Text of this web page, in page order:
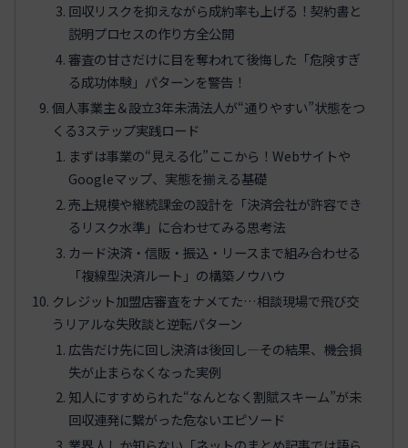
回収リスクを抑えながら成約率も上げる！契約書と
説明プロセスの作り方全公開
審査の甘さだけに目を奪われて後悔した「危険すぎ
る成功体験」パターンを警告！
個人事業主＆設立3年未満法人が“通りやすい”状態をつ
くる3ステップ実践ロード
まずは事業の“見える化”ここから！Webサイトや
Googleマップ、実態を揃える基礎
売上規模や継続課金の設計を「決済会社が許容でき
るリスク水準」に合わせてみる思考法
カード決済・信販・振込・リースまで組み合わせる
「複線型決済ルート」の構築ノウハウ
クレジット加盟店審査をナメてた…相談現場で飛び交
うリアルな失敗談と逆転パターン
広告だけ先に回し決済は後回し―その結果、機会損
失が止まらなくなった実例
知人にすすめられた“なんとなく割賦スキーム”が未
回収連発に繋がった危ないエピソード